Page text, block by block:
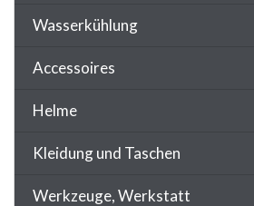
Wasserkühlung
Accessoires
Helme
Kleidung und Taschen
Werkzeuge, Werkstatt